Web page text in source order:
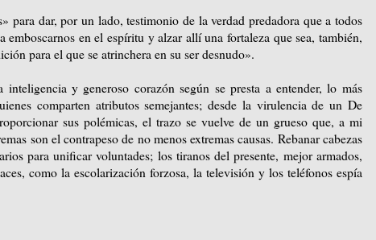
para dar, por un lado, testimonio de la verdad predadora que a todos
en el espíritu y alzar allí una fortaleza que sea, también,
para el que se atrinchera en su ser desnudo».
y generoso corazón según se presta a entender, lo más
comparten atributos semejantes; desde la virulencia de un De
sus polémicas, el trazo se vuelve de un grueso que, a mi
son el contrapeso de no menos extremas causas. Rebanar cabezas
para unificar voluntades; los tiranos del presente, mejor armados,
como la escolarización forzosa, la televisión y los teléfonos espía